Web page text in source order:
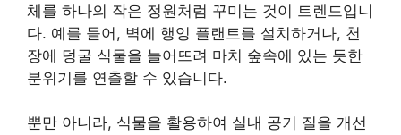
체를 하나의 작은 정원처럼 꾸미는 것이 트렌드입니
다. 예를 들어, 벽에 행잉 플랜트를 설치하거나, 천
장에 덩굴 식물을 늘어뜨려 마치 숲속에 있는 듯한
분위기를 연출할 수 있습니다.
뿐만 아니라, 식물을 활용하여 실내 공기 질을 개선